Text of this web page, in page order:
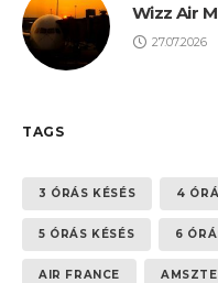
Wizz Air
27.07.2026
TAGS
3 ÓRÁS KÉSÉS 4
5 ÓRÁS KÉSÉS 6
AIR FRANCE